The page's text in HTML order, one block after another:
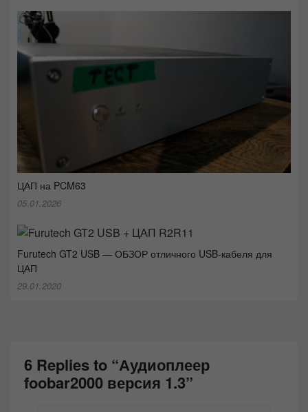
ЦАП на PCM63
05.01.2026
Furutech GT2 USB — ОБЗОР отличного USB-кабеля для
ЦАП
29.01.2020
6 Replies to “Аудиоплеер
foobar2000 версия 1.3”